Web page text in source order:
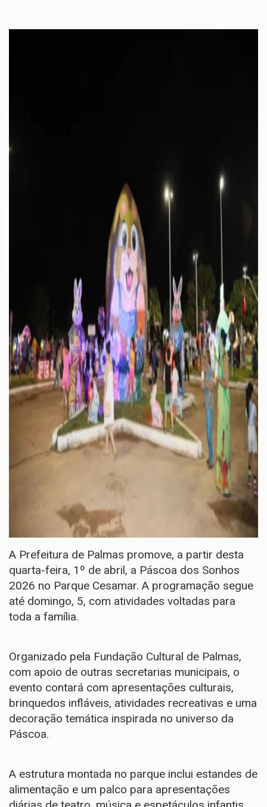
A Prefeitura de Palmas promove, a partir desta
quarta-feira, 1º de abril, a Páscoa dos Sonhos
2026 no Parque Cesamar. A programação segue
até domingo, 5, com atividades voltadas para
toda a família.
Organizado pela Fundação Cultural de Palmas,
com apoio de outras secretarias municipais, o
evento contará com apresentações culturais,
brinquedos infláveis, atividades recreativas e uma
decoração temática inspirada no universo da
Páscoa.
A estrutura montada no parque inclui estandes de
alimentação e um palco para apresentações